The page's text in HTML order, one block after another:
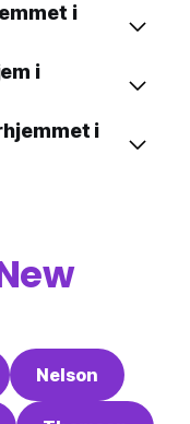
i
i
i
Nelson